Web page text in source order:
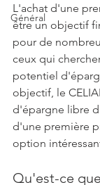
Général
L'achat d'une
être un objectif
pour de
ceux qui
potentiel
objectif, le
d'épargne libre
d'une première
option
Qu'est-ce